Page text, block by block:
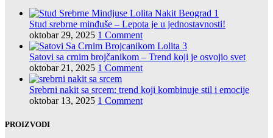
Stud srebrne minđuše – Lepota je u jednostavnosti!
oktobar 29, 2025 1 Comment
Satovi sa crnim brojčanikom – Trend koji je osvojio svet
oktobar 21, 2025 1 Comment
Srebrni nakit sa srcem: trend koji kombinuje stil i emocije
oktobar 13, 2025 1 Comment
PROIZVODI